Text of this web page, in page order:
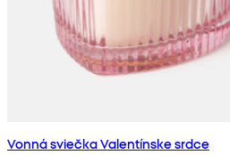
Vonná sviečka Valentínske srdce